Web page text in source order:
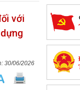
với
30/06/2026